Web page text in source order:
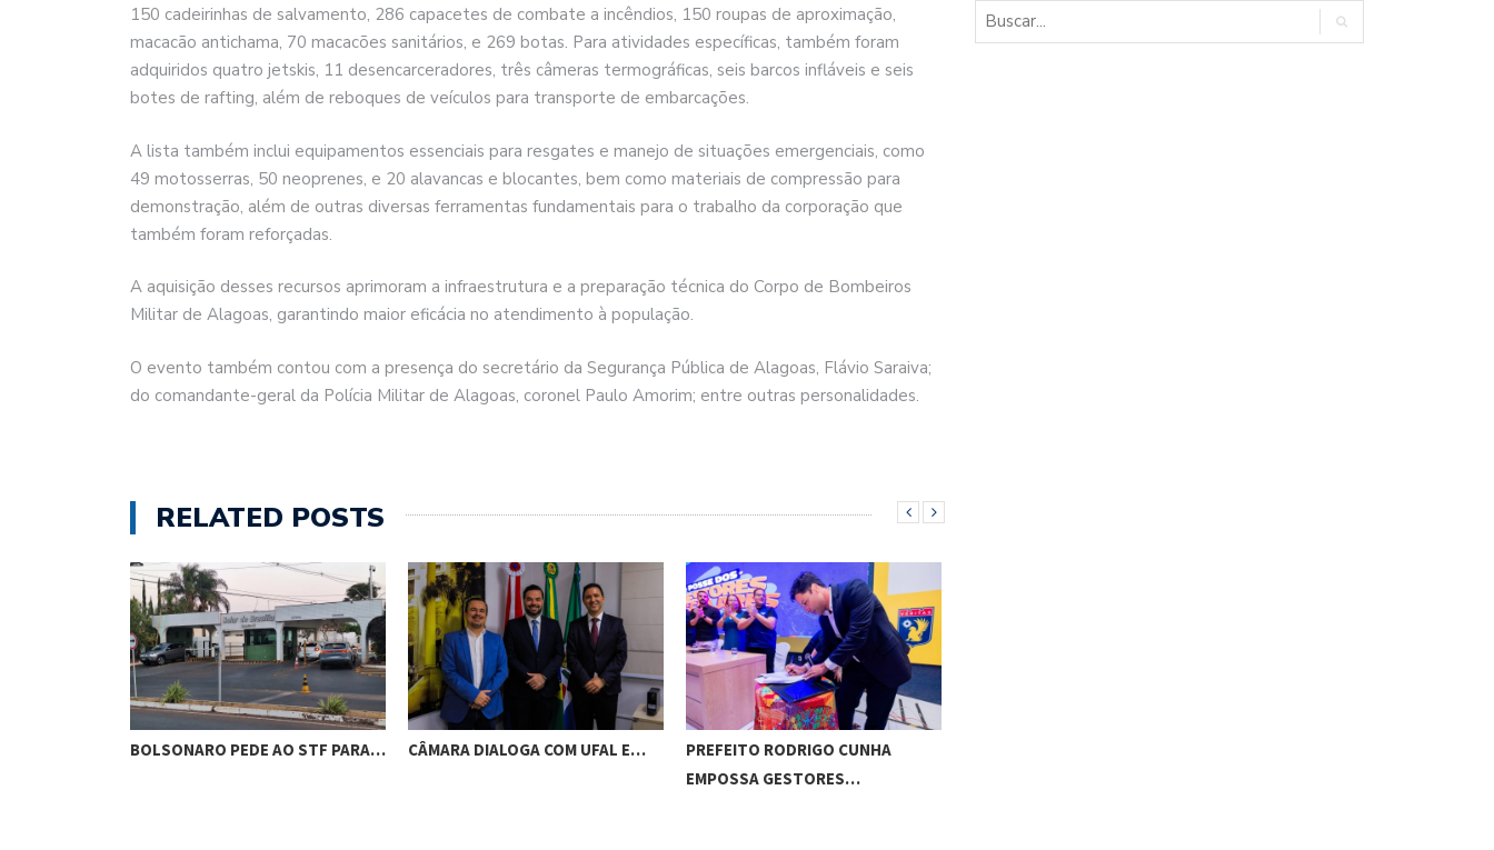
150 cadeirinhas de salvamento, 286 capacetes de combate a incêndios, 150 roupas de aproximação,
macacão antichama, 70 macacões sanitários, e 269 botas. Para atividades específicas, também foram
adquiridos quatro jetskis, 11 desencarceradores, três câmeras termográficas, seis barcos infláveis e seis
botes de rafting, além de reboques de veículos para transporte de embarcações.
A lista também inclui equipamentos essenciais para resgates e manejo de situações emergenciais, como
49 motosserras, 50 neoprenes, e 20 alavancas e blocantes, bem como materiais de compressão para
demonstração, além de outras diversas ferramentas fundamentais para o trabalho da corporação que
também foram reforçadas.
A aquisição desses recursos aprimoram a infraestrutura e a preparação técnica do Corpo de Bombeiros
Militar de Alagoas, garantindo maior eficácia no atendimento à população.
O evento também contou com a presença do secretário da Segurança Pública de Alagoas, Flávio Saraiva;
do comandante-geral da Polícia Militar de Alagoas, coronel Paulo Amorim; entre outras personalidades.
RELATED POSTS
BOLSONARO PEDE AO STF PARA… CÂMARA DIALOGA COM UFAL E…
PREFEITO RODRIGO CUNHA
EMPOSSA GESTORES…